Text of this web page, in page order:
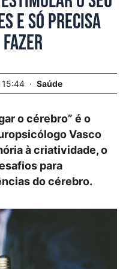
e só precisa
fazer
15:44 Saúde
o cérebro” é o
Vasco
à criatividade, o
para
do cérebro.